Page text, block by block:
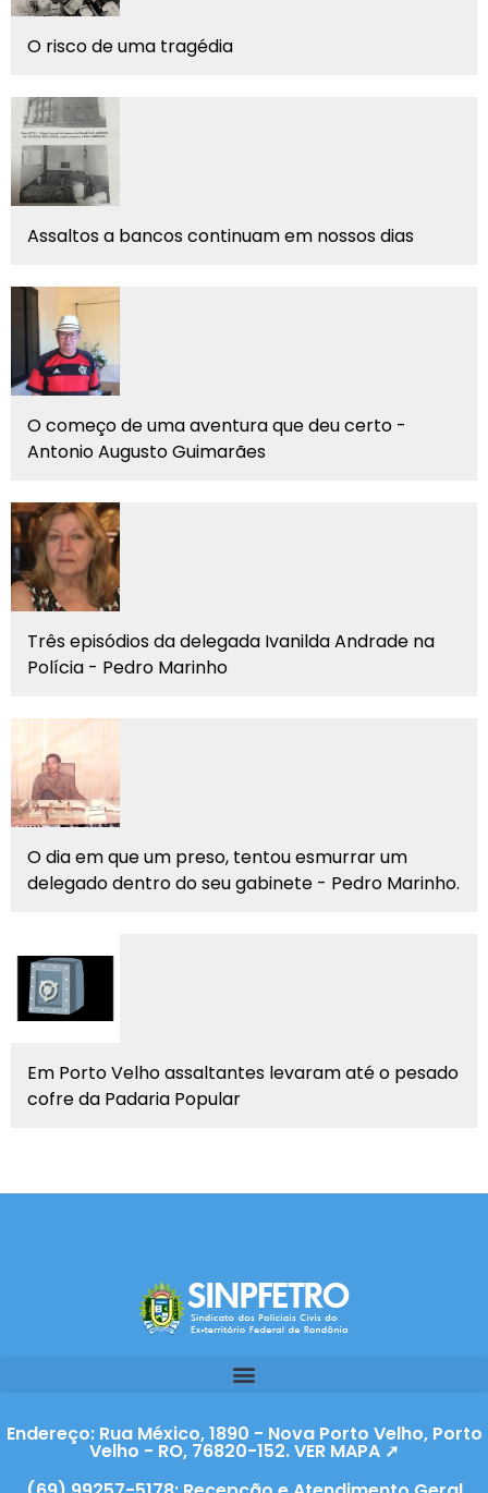
O risco de uma tragédia
Assaltos a bancos continuam em nossos dias
O começo de uma aventura que deu certo -
Antonio Augusto Guimarães
Três episódios da delegada Ivanilda Andrade na
Polícia - Pedro Marinho
O dia em que um preso, tentou esmurrar um
delegado dentro do seu gabinete - Pedro Marinho.
Em Porto Velho assaltantes levaram até o pesado
cofre da Padaria Popular
Endereço: Rua México, 1890 - Nova Porto Velho, Porto
Velho - RO, 76820-152. VER MAPA ➚